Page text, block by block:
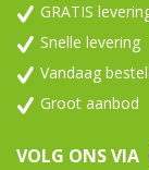
GRATIS
Snelle levering
Vandaag
Groot aanbod
VOLG ONS VIA